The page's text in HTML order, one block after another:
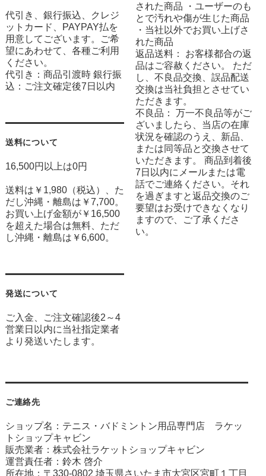
代引き、銀行振込、クレジ
ットカード、PAYPAY払を
用意してございます。ご希
望にあわせて、各種ご利用
ください。
代引き：商品引渡時 銀行振
込：ご注文確定後7日以内
送料について
16,500円以上は0円
送料は￥1,980（税込）、た
だし沖縄・離島は￥7,700。
お買い上げ金額が￥16,500
を超えた場合は無料、ただ
し沖縄・離島は￥6,600。
発送について
ご入金、ご注文確認後2～4
営業日以内に当社指定業者
より発送いたします。
された商品 ・ユーザーのも
とで汚れや傷が生じた商品
・当社以外でお買い上げさ
れた商品
返品送料： お客様都合の返
品はご容赦ください。 ただ
し、不良品交換、誤品配送
交換は当社負担とさせてい
ただきます。
不良品： 万一不良品等がご
ざいましたら、当店の在庫
状況を確認のうえ、新品、
または同等品と交換させて
いただきます。 商品到着後
7日以内にメールまたは電
話でご連絡ください。それ
を過ぎますと返品交換のご
要望はお受けできなくなり
ますので、ご了承くださ
い。
ご連絡先
ショップ名：テニス・バドミントン用品専門店 ラケッ
トショップキャビン
販売業者：株式会社ラケットショップキャビン
運営責任者：鈴木 啓介
所在地：〒330-0802 埼玉県さいたま市大宮区宮町１丁目